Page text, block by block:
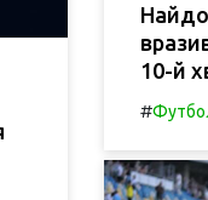
10-й
#